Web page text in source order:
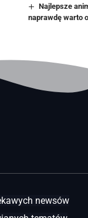
Najlepsze
naprawdę warto
newsów